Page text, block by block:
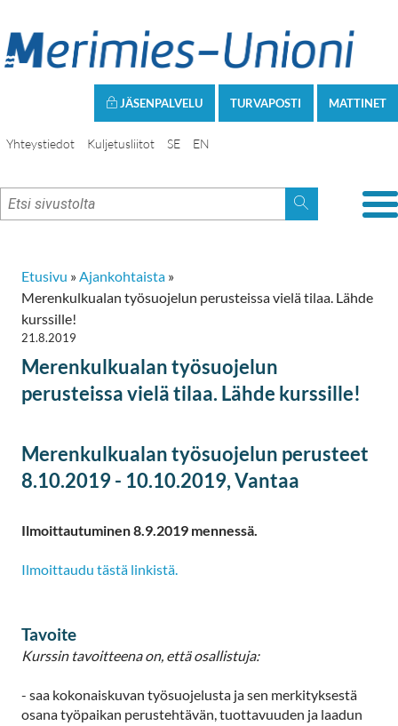
MATTINET
TURVAPOSTI
JÄSENPALVELU
Yhteystiedot Kuljetusliitot SE EN
Etusivu » Ajankohtaista »
Merenkulkualan työsuojelun perusteissa vielä tilaa. Lähde
kurssille!
21.8.2019
Merenkulkualan työsuojelun
perusteissa vielä tilaa. Lähde kurssille!
Merenkulkualan työsuojelun perusteet
8.10.2019 - 10.10.2019, Vantaa
Ilmoittautuminen 8.9.2019 mennessä.
Ilmoittaudu tästä linkistä.
Tavoite
Kurssin tavoitteena on, että osallistuja:
- saa kokonaiskuvan työsuojelusta ja sen merkityksestä
osana työpaikan perustehtävän, tuottavuuden ja laadun